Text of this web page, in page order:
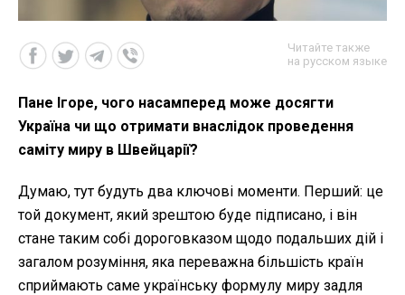
Читайте также
на русском языке
Пане Ігоре, чого насамперед може досягти
Україна чи що отримати внаслідок проведення
саміту миру в Швейцарії?
Думаю, тут будуть два ключові моменти. Перший: це
той документ, який зрештою буде підписано, і він
стане таким собі дороговказом щодо подальших дій і
загалом розуміння, яка переважна більшість країн
сприймають саме українську формулу миру задля